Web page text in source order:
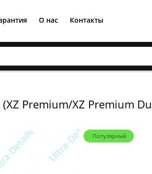
О нас Контакты
Premium/XZ Premium
Популярный